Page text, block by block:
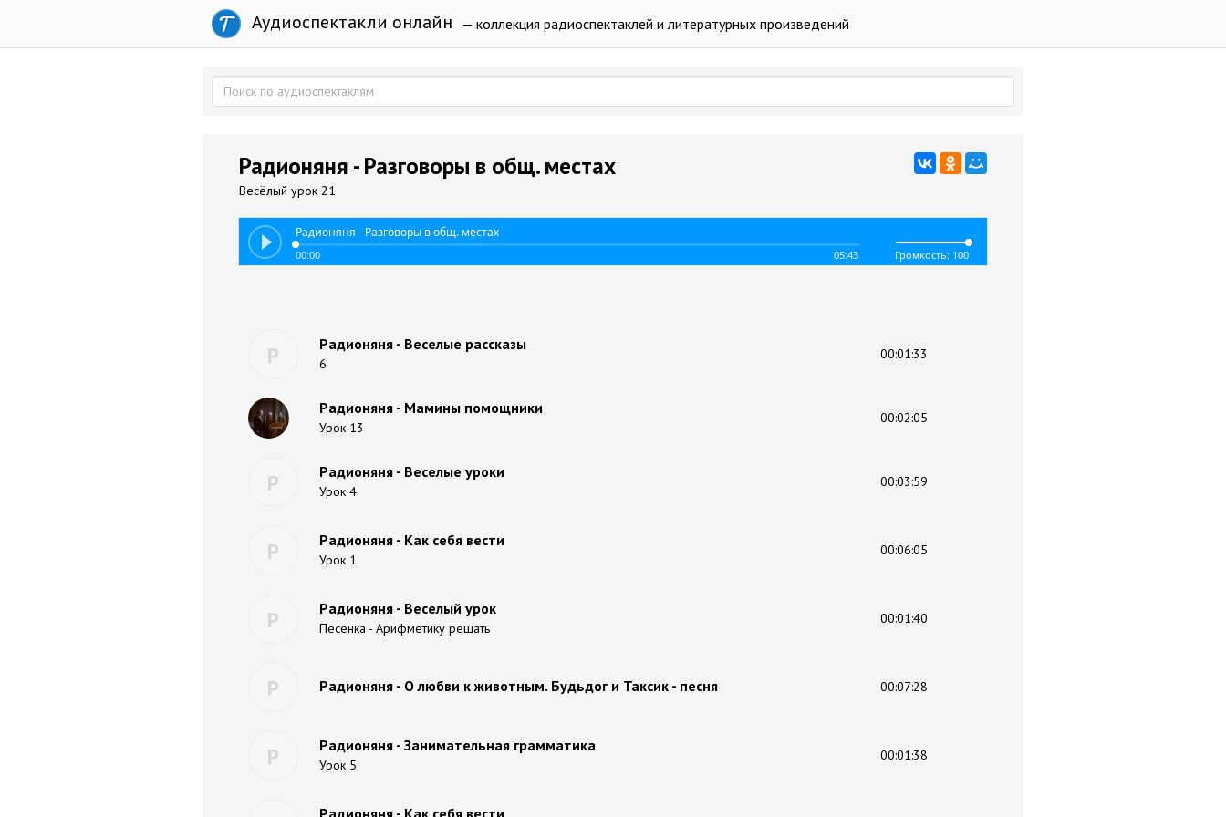
Аудиоспектакли онлайн — коллекция радиоспектаклей и литературных произведений
Радионяня - Разговоры в общ. местах
Весёлый урок 21
Радионяня - Разговоры в общ. местах
00:00 05:43 Громкость: 100
Р Радионяня - Веселые рассказы
6
00:01:33
Радионяня - Мамины помощники
Урок 13
00:02:05
Р Радионяня - Веселые уроки
Урок 4
00:03:59
Р Радионяня - Как себя вести
Урок 1
00:06:05
Р Радионяня - Веселый урок
Песенка - Арифметику решать
00:01:40
Р Радионяня - О любви к животным. Будьдог и Таксик - песня 00:07:28
Р Радионяня - Занимательная грамматика
Урок 5
00:01:38
Радионяня - Как себя вести